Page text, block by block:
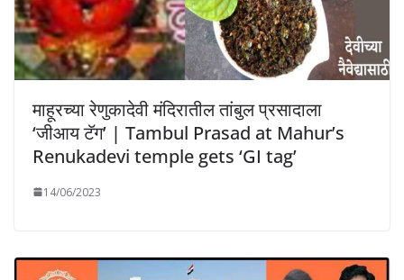
माहूरच्या रेणुकादेवी मंदिरातील तांबुल प्रसादाला
‘जीआय टॅग’ | Tambul Prasad at Mahur’s
Renukadevi temple gets ‘GI tag’
14/06/2023